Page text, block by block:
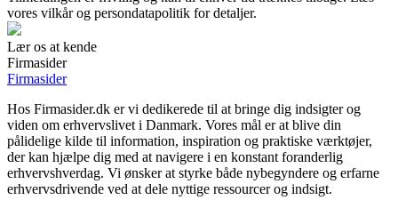
vores vilkår og persondatapolitik for detaljer.
Lær os at kende
Firmasider
Firmasider
Hos Firmasider.dk er vi dedikerede til at bringe dig indsigter og
viden om erhvervslivet i Danmark. Vores mål er at blive din
pålidelige kilde til information, inspiration og praktiske værktøjer,
der kan hjælpe dig med at navigere i en konstant foranderlig
erhvervshverdag. Vi ønsker at styrke både nybegyndere og erfarne
erhvervsdrivende ved at dele nyttige ressourcer og indsigt.